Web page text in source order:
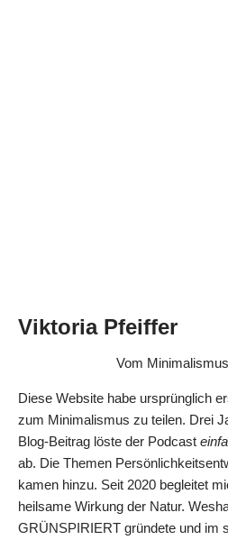
Viktoria Pfeiffer
Vom
Diese Website habe ursprünglich
zum Minimalismus zu teilen. Drei
Blog-Beitrag löste der Podcast
ab. Die Themen
kamen hinzu. Seit 2020 begleitet
heilsame Wirkung der Natur.
GRÜNSPIRIERT gründete und im